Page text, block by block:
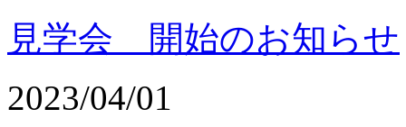
見学会 開始のお知らせ
2023/04/01